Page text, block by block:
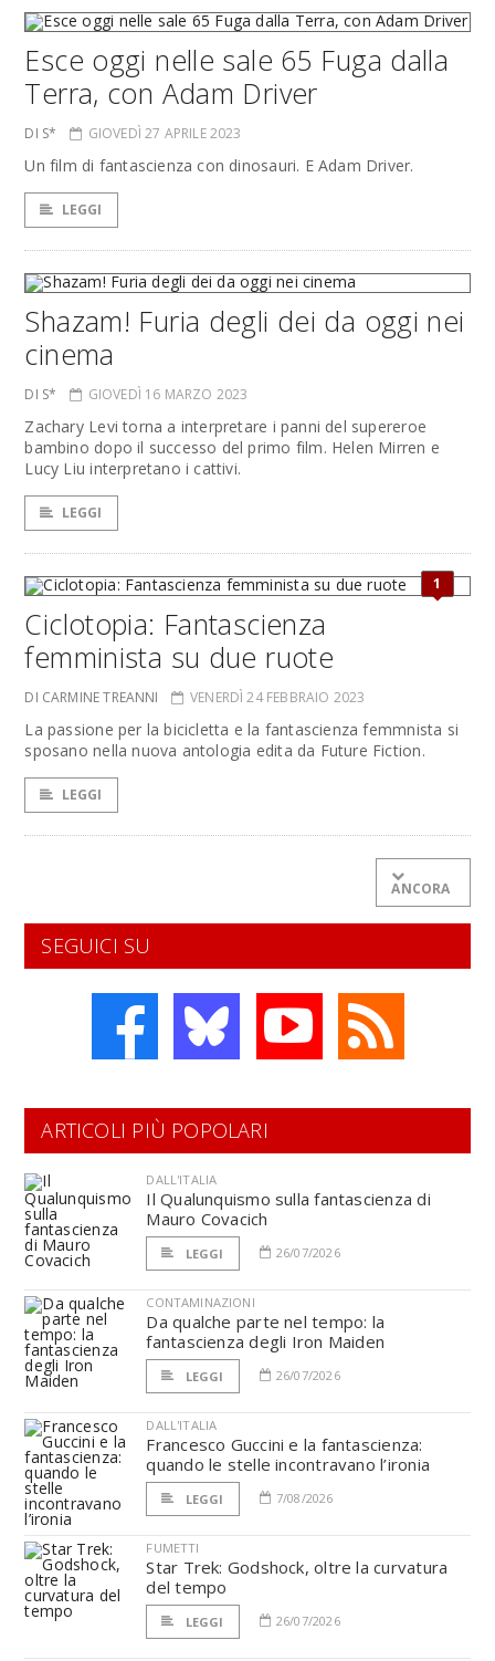
Esce oggi nelle sale 65 Fuga dalla
Terra, con Adam Driver
DI S* GIOVEDÌ 27 APRILE 2023
Un film di fantascienza con dinosauri. E Adam Driver.
LEGGI
Shazam! Furia degli dei da oggi nei
cinema
DI S* GIOVEDÌ 16 MARZO 2023
Zachary Levi torna a interpretare i panni del supereroe
bambino dopo il successo del primo film. Helen Mirren e
Lucy Liu interpretano i cattivi.
LEGGI
1
Ciclotopia: Fantascienza
femminista su due ruote
DI CARMINE TREANNI VENERDÌ 24 FEBBRAIO 2023
La passione per la bicicletta e la fantascienza femmnista si
sposano nella nuova antologia edita da Future Fiction.
LEGGI
ANCORA
SEGUICI SU
ARTICOLI PIÙ POPOLARI
DALL'ITALIA
Il Qualunquismo sulla fantascienza di
Mauro Covacich
LEGGI 26/07/2026
CONTAMINAZIONI
Da qualche parte nel tempo: la
fantascienza degli Iron Maiden
LEGGI 26/07/2026
DALL'ITALIA
Francesco Guccini e la fantascienza:
quando le stelle incontravano l’ironia
LEGGI 7/08/2026
FUMETTI
Star Trek: Godshock, oltre la curvatura
del tempo
LEGGI 26/07/2026